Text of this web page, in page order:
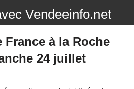
Vendeeinfo.net
France à la Roche
24 juillet